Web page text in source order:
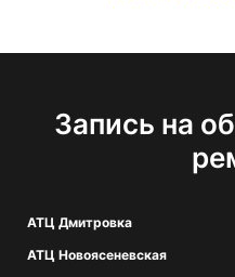
Запись на
АТЦ Дмитровка
АТЦ Новоясеневская